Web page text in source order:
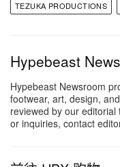
TEZUKA PRODUCTIONS
Hypebeast
Hypebeast Newsroom
footwear, art, design,
reviewed by our
or inquiries, contact